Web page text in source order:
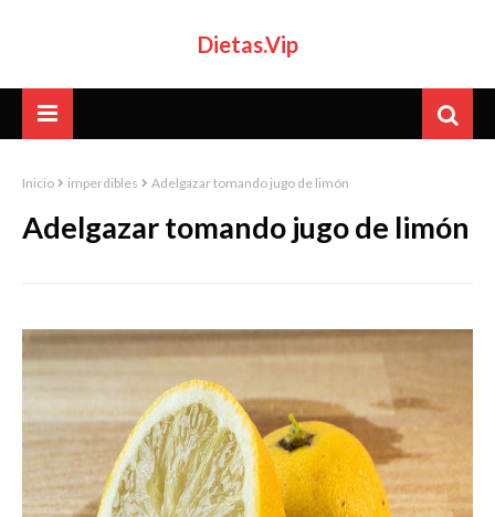
Dietas.Vip
Inicio imperdibles Adelgazar tomando jugo de limón
Adelgazar tomando jugo de limón